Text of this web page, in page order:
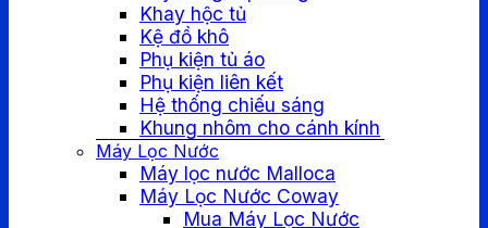
Khay hộc tủ
Kệ đồ khô
Phụ kiện tủ áo
Phụ kiện liên kết
Hệ thống chiếu sáng
Khung nhôm cho cánh kính
Máy Lọc Nước
Máy lọc nước Malloca
Máy Lọc Nước Coway
Mua Máy Lọc Nước